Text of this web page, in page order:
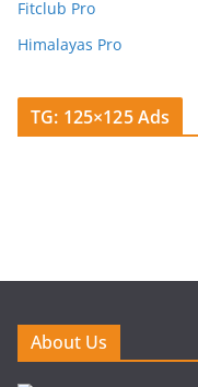
Fitclub Pro
Himalayas Pro
TG: 125×125 Ads
About Us